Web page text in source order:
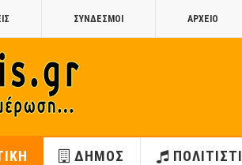
ΣΥΝΔΕΣΜΟΙ ΑΡΧΕΙΟ
ΔΗΜΟΣ